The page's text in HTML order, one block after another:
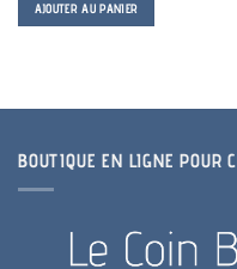
AJOUTER AU PANIER
BOUTIQUE EN LIGNE POUR